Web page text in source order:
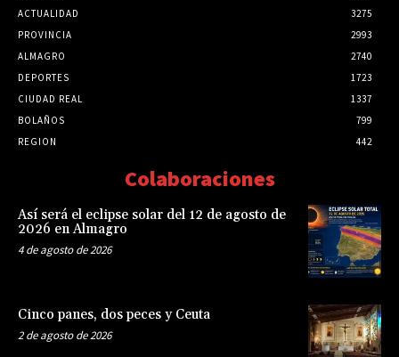
ACTUALIDAD
3275
PROVINCIA
2993
ALMAGRO
2740
DEPORTES
1723
CIUDAD REAL
1337
BOLAÑOS
799
REGION
442
Colaboraciones
Así será el eclipse solar del 12 de agosto de
2026 en Almagro
4 de agosto de 2026
Cinco panes, dos peces y Ceuta
2 de agosto de 2026